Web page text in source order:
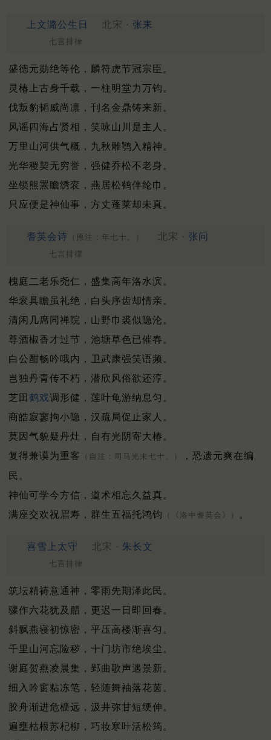
上文潞公生日 北宋 · 张耒
七言排律
盛德元勋绝等伦，麟符虎节冠宗臣。
灵椿上古身千载，一柱明堂力万钧。
伐叛豹韬威尚凛，刊名金鼎铸来新。
风谣四海占贤相，笑咏山川是主人。
万里山河供气概，九秋雕鹗入精神。
光华稷契无穷誉，强健乔松不老身。
坐锁熊罴瞻绣衮，燕居松鹤伴纶巾。
只应便是神仙事，方丈蓬莱却未真。
耆英会诗 （原注：年七十。） 北宋 · 张问
七言排律
槐庭二老乐尧仁，盛集高年洛水滨。
华衮具瞻虽礼绝，白头序齿却情亲。
清闲几席同禅院，山野巾裘似隐沦。
尊酒椒香才过节，池塘草色已催春。
白公酣畅吟哦内，卫武康强笑语频。
岂独丹青传不朽，潜欣风俗欲还淳。
芝田 鹤戏调形健，莲叶龟游纳息匀。
商皓寂寥拘小隐，汉疏局促止家人。
莫因气貌疑丹灶，自有光阴寄大椿。
复得兼谟为重客
（自注：司马光未七十。）
，恐遗元爽在编
民。
神仙可学今方信，道术相忘久益真。
满座交欢祝眉寿，群生五福托鸿钧
（《洛中耆英会》） 。
喜雪上太守 北宋 · 朱长文
七言排律
筑坛精祷意通神，零雨先期泽此民。
骤作六花犹及腊，更迟一日即回春。
斜飘燕寝初惊密，平压高楼渐喜匀。
千里山河忘险秽，十门坊市绝埃尘。
谢庭贺燕凌晨集，郢曲歌声遇景新。
细入吟窗粘冻笔，轻随舞袖落花茵。
胶舟渐进危樯远，汲井弥甘短绠伸。
遍壅枯根苏杞柳，巧妆寒叶活松筠。